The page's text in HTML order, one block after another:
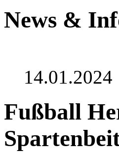
News &
14.01.2024
Fußball